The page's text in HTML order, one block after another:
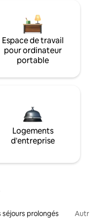
Espace de travail
pour ordinateur
portable
Logements
d'entreprise
prolongés